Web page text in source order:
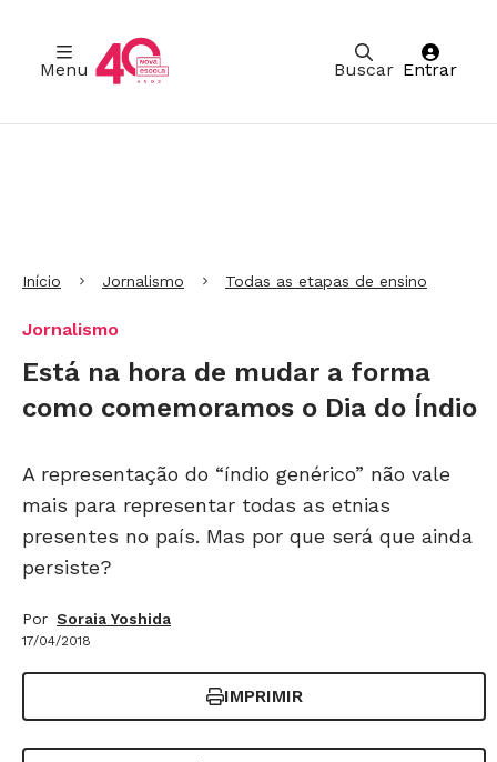
Buscar
Menu Entrar
Início Jornalismo Todas as etapas de ensino
Jornalismo
Está na hora de mudar a forma
como comemoramos o Dia do Índio
A representação do “índio genérico” não vale
mais para representar todas as etnias
presentes no país. Mas por que será que ainda
persiste?
Por Soraia Yoshida
17/04/2018
IMPRIMIR